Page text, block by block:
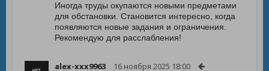
Иногда труды окупаются новыми предметами
для обстановки. Становится интересно, когда
появляются новые задания и ограничения.
Рекомендую для расслабления!
alex-xxx9963 16 ноября 2025 18:00